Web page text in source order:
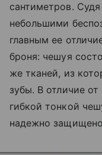
сантиметров.
небольшими
главным ее
броня: чешуя
же тканей, из
зубы. В отличие
гибкой тонкой
надежно